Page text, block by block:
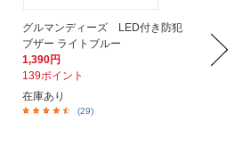
グルマンディーズ LED付き防犯
ブザー ライトブルー
1,390円
139ポイント
在庫あり
(29)
ブザ
1,390円